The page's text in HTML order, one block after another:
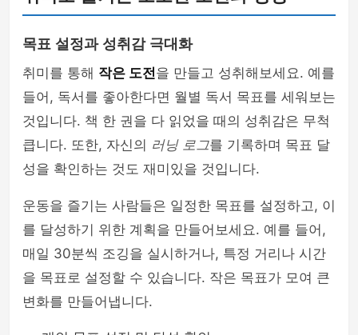
목표 설정과 성취감 극대화
취미를 통해 작은 도전을 만들고 성취해보세요. 예를
들어, 독서를 좋아한다면 월별 독서 목표를 세워보는
것입니다. 책 한 권을 다 읽었을 때의 성취감은 무척
큽니다. 또한, 자신의 러닝 로그를 기록하며 목표 달
성을 확인하는 것도 재미있을 것입니다.
운동을 즐기는 사람들은 일정한 목표를 설정하고, 이
를 달성하기 위한 계획을 만들어보세요. 예를 들어,
매일 30분씩 조깅을 실시하거나, 특정 거리나 시간
을 목표로 설정할 수 있습니다. 작은 목표가 모여 큰
변화를 만들어냅니다.